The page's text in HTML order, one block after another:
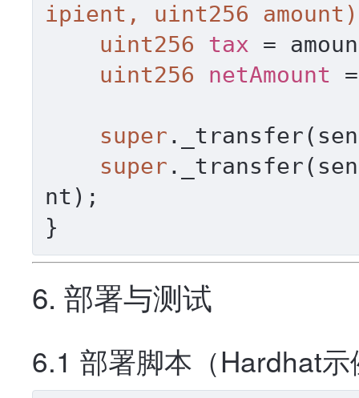
ipient, uint256 amount)
uint256
tax =
uint256
netAmount =
super
super
nt);
6. 部署与测试
6.1 部署脚本（Hardhat示